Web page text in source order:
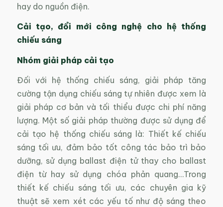
hay do nguồn điện.
Cải tạo, đổi mới công nghệ cho hệ thống
chiếu sáng
Nhóm giải pháp cải tạo
Đối với hệ thống chiếu sáng, giải pháp tăng
cường tận dụng chiếu sáng tự nhiên được xem là
giải pháp cơ bản và tối thiểu được chi phí năng
lượng. Một số giải pháp thường được sử dụng để
cải tạo hệ thống chiếu sáng là: Thiết kế chiếu
sáng tối ưu, đảm bảo tốt công tác bảo trì bảo
dưỡng, sử dụng ballast điện tử thay cho ballast
điện từ hay sử dụng chóa phản quang…Trong
thiết kế chiếu sáng tối ưu, các chuyên gia kỹ
thuật sẽ xem xét các yếu tố như độ sáng theo